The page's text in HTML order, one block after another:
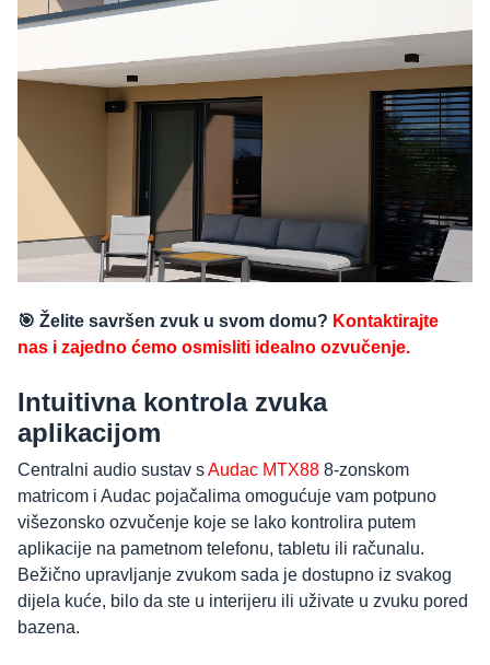
🎯 Želite savršen zvuk u svom domu? Kontaktirajte
nas i zajedno ćemo osmisliti idealno ozvučenje.
Intuitivna kontrola zvuka
aplikacijom
Centralni audio sustav sAudac MTX88 8-zonskom
matricom i Audac pojačalima omogućuje vam potpuno
višezonsko ozvučenje koje se lako kontrolira putem
aplikacije na pametnom telefonu, tabletu ili računalu.
Bežično upravljanje zvukom sada je dostupno iz svakog
dijela kuće, bilo da ste u interijeru ili uživate u zvuku pored
bazena.